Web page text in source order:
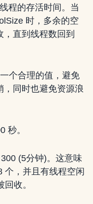
程的存活时间。当
时，多余的空
直到线程数回到
个合理的值，避免
，同时也避免资源浪
秒。
(5分钟)。这意味
个，并且有线程空闲
收。